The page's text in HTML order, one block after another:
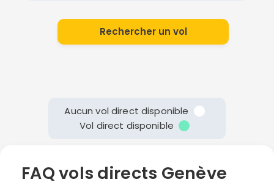
Rechercher un vol
Aucun vol direct disponible
Vol direct disponible
FAQ vols directs Genève